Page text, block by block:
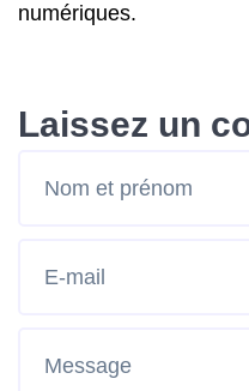
numériques.
Laissez un